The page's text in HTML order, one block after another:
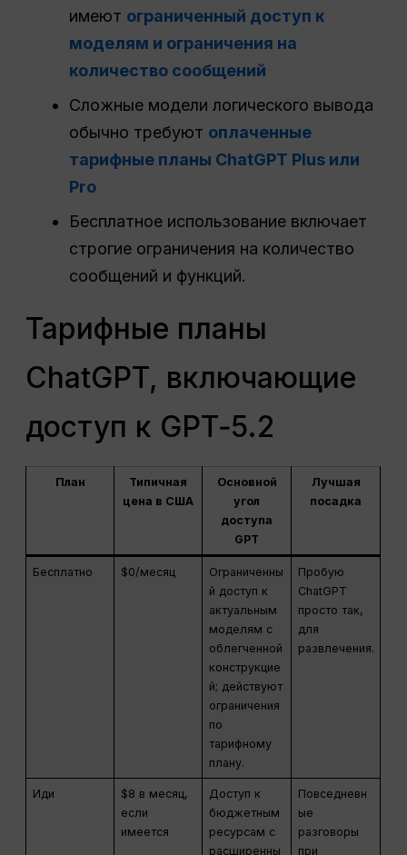
имеют ограниченный доступ к
моделям и ограничения на
количество сообщений
Сложные модели логического вывода
обычно требуют оплаченные
тарифные планы ChatGPT Plus или
Pro
Бесплатное использование включает
строгие ограничения на количество
сообщений и функций.
Тарифные планы
ChatGPT, включающие
доступ к GPT‑5.2
План
Типичная
цена в США
Основной
угол
доступа
GPT
Лучшая
посадка
Бесплатно $0/месяц
Ограниченны
й доступ к
актуальным
моделям с
облегченной
конструкцие
й; действуют
ограничения
по
тарифному
плану.
Пробую
ChatGPT
просто так,
для
развлечения.
Иди
$8 в месяц,
если
имеется
Доступ к
бюджетным
ресурсам с
расширенны
Повседневн
ые
разговоры
при